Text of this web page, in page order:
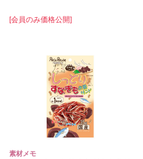
[会員のみ価格公開]
素材メモ